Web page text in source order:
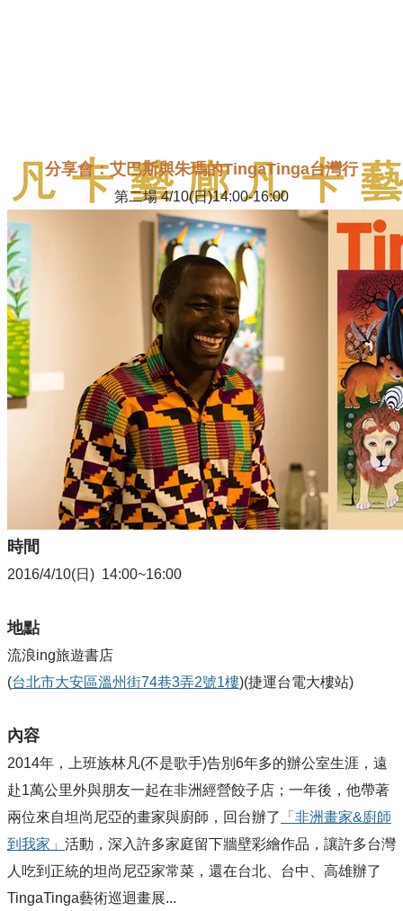
分享會：艾巴斯與朱瑪的TingaTinga台灣行
第二場 4/10(日)14:00-16:00
時間
2016/4/10(日) 14:00~16:00
地點
流浪ing旅遊書店
(台北市大安區溫州街74巷3弄2號1樓)(捷運台電大樓站)
內容
2014年，上班族林凡(不是歌手)告別6年多的辦公室生涯，遠
赴1萬公里外與朋友一起在非洲經營餃子店；一年後，他帶著
兩位來自坦尚尼亞的畫家與廚師，回台辦了
「非洲畫家&廚師
到我家」 活動，深入許多家庭留下牆壁彩繪作品，讓許多台灣
人吃到正統的坦尚尼亞家常菜，還在台北、台中、高雄辦了
TingaTinga藝術巡迴畫展...